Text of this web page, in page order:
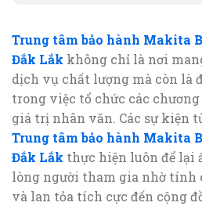
Trung tâm bảo hành Makita
Đắk Lắk không chỉ là nơi
dịch vụ chất lượng mà còn là
trong việc tổ chức các
giá trị nhân văn. Các sự kiện
Trung tâm bảo hành Makita
Đắk Lắk thực hiện luôn để lại
lòng người tham gia nhờ tính
và lan tỏa tích cực đến cộng